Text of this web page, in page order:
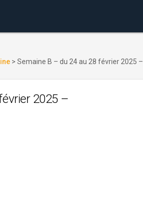
> Semaine B – du 24 au 28 février 2025 –
2025 –